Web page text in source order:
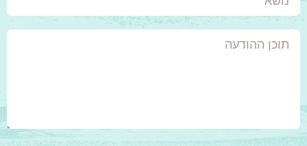
תוכן
ההודעה